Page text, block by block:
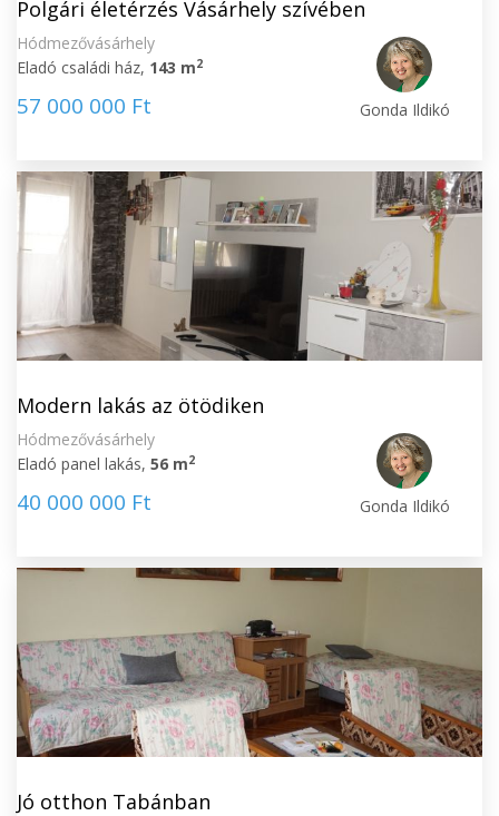
Polgári életérzés Vásárhely szívében
Hódmezővásárhely
Eladó családi ház, 143 m2
57 000 000 Ft Gonda Ildikó
Modern lakás az ötödiken
Hódmezővásárhely
Eladó panel lakás, 56 m2
40 000 000 Ft Gonda Ildikó
Jó otthon Tabánban